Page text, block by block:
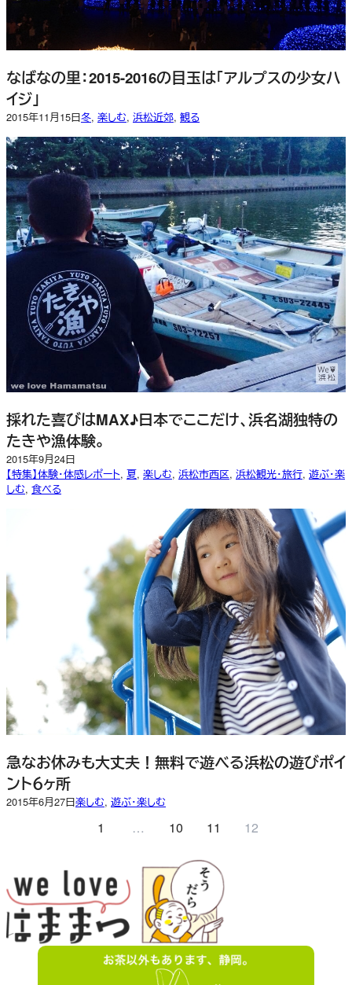
なばなの里：2015-2016の目玉は「アルプスの少女ハ
イジ」
2015年11月15日冬, 楽しむ, 浜松近郊, 観る
採れた喜びはMAX♪日本でここだけ、浜名湖独特の
たきや漁体験。
2015年9月24日
【特集】体験・体感レポート, 夏, 楽しむ, 浜松市西区, 浜松観光・旅行, 遊ぶ・楽
しむ, 食べる
急なお休みも大丈夫！無料で遊べる浜松の遊びポイ
ント６ヶ所
2015年6月27日楽しむ, 遊ぶ・楽しむ
1 … 10 11 12